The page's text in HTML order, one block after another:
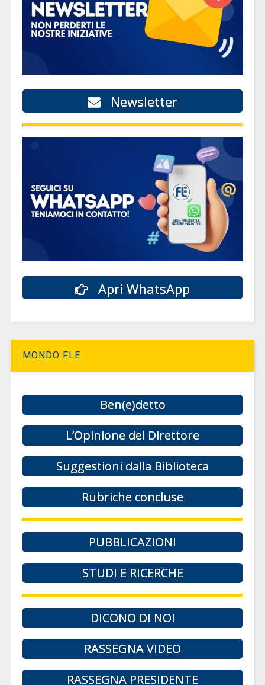
Newsletter
Apri WhatsApp
MONDO FLE
Ben(e)detto
L’Opinione del Direttore
Suggestioni dalla Biblioteca
Rubriche concluse
PUBBLICAZIONI
STUDI E RICERCHE
DICONO DI NOI
RASSEGNA VIDEO
RASSEGNA PRESIDENTE